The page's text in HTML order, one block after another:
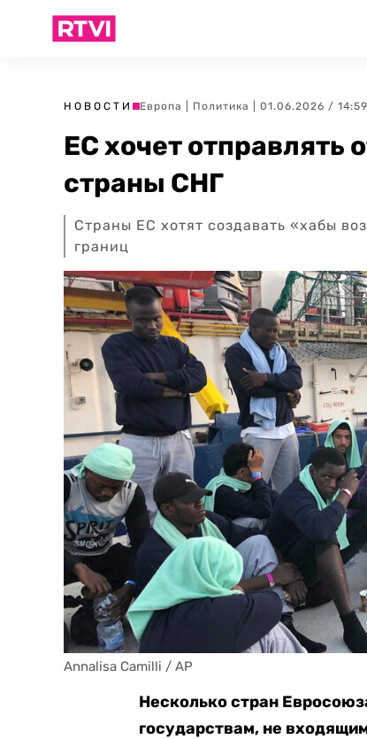
НОВОСТИ Европа Политика | 01.06.2026 / 14:59
ЕС хочет отправлять
страны СНГ
Страны ЕС хотят создавать «хабы
границ
Annalisa Camilli / AP
Несколько стран
государствам, не